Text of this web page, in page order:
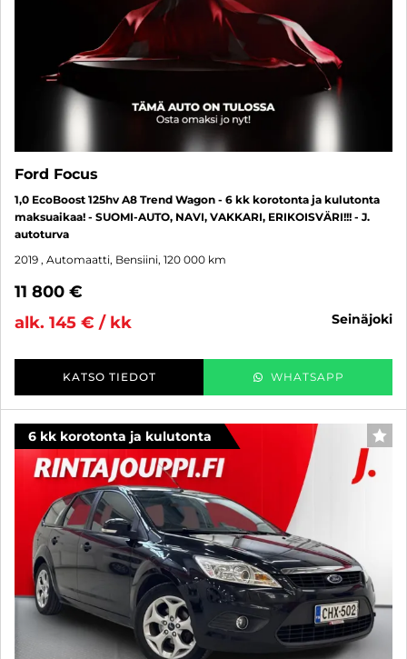
Ford Focus
1,0 EcoBoost 125hv A8 Trend Wagon - 6 kk korotonta ja kulutonta
maksuaikaa! - SUOMI-AUTO, NAVI, VAKKARI, ERIKOISVÄRI!!! - J.
autoturva
2019 , Automaatti, Bensiini, 120 000 km
11 800 €
alk. 145 € / kk
seinäjoki
KATSO TIEDOT WHATSAPP
6 kk korotonta ja kulutonta